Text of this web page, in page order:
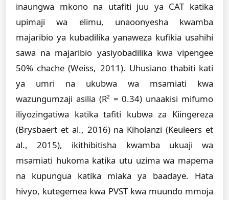
inaungwa mkono na utafiti juu ya CAT katika
upimaji wa elimu, unaoonyesha kwamba
majaribio ya kubadilika yanaweza kufikia usahihi
sawa na majaribio yasiyobadilika kwa vipengee
50% chache (Weiss, 2011). Uhusiano thabiti kati
ya umri na ukubwa wa msamiati kwa
wazungumzaji asilia (R² = 0.34) unaakisi mifumo
iliyozingatiwa katika tafiti kubwa za Kiingereza
(Brysbaert et al., 2016) na Kiholanzi (Keuleers et
al., 2015), ikithibitisha kwamba ukuaji wa
msamiati hukoma katika utu uzima wa mapema
na kupungua katika miaka ya baadaye. Hata
hivyo, kutegemea kwa PVST kwa muundo mmoja